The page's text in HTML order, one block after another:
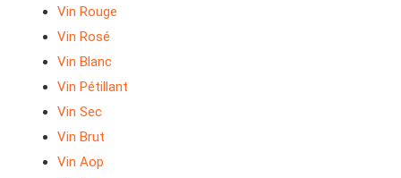
Vin Rouge
Vin Rosé
Vin Blanc
Vin Pétillant
Vin Sec
Vin Brut
Vin Aop